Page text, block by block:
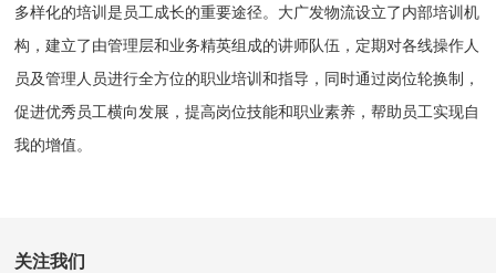
多样化的培训是员工成长的重要途径。大广发物流设立了内部培训机
构，建立了由管理层和业务精英组成的讲师队伍，定期对各线操作人
员及管理人员进行全方位的职业培训和指导，同时通过岗位轮换制，
促进优秀员工横向发展，提高岗位技能和职业素养，帮助员工实现自
我的增值。
关注我们